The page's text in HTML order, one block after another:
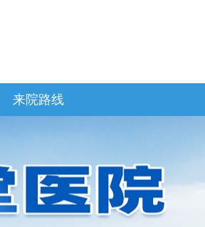
来院路线